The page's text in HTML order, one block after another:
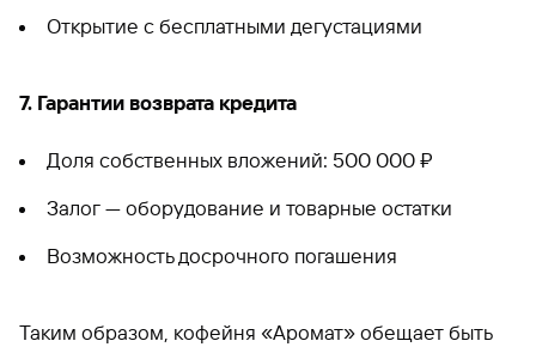
Открытие с бесплатными дегустациями
7. Гарантии возврата кредита
Доля собственных вложений: 500 000 ₽
Залог — оборудование и товарные остатки
Возможность досрочного погашения
Таким образом, кофейня «Аромат» обещает быть